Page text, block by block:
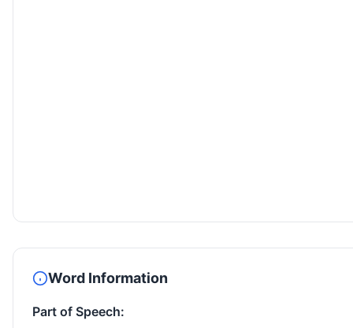
Word Information
Part of Speech: